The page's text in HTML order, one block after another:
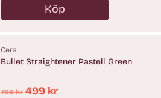
Köp
Antal
Cera
Bullet Straightener Pastell Green
Ordinarie
799 kr 499 kr